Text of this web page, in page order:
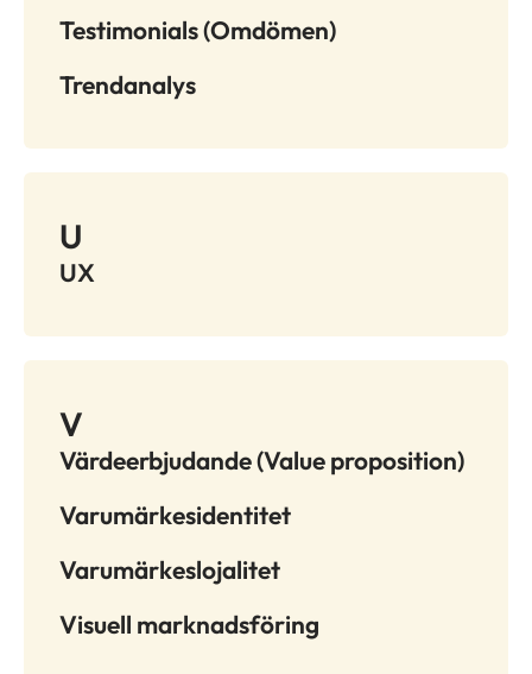
Testimonials (Omdömen)
Trendanalys
U
UX
V
Värdeerbjudande (Value proposition)
Varumärkesidentitet
Varumärkeslojalitet
Visuell marknadsföring